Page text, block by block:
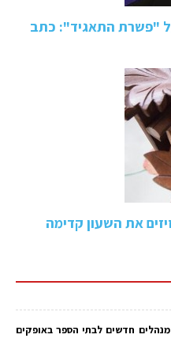
"פשרת התאגיד": כתב
את השעון קדימה
חדשים לבתי הספר באופקים